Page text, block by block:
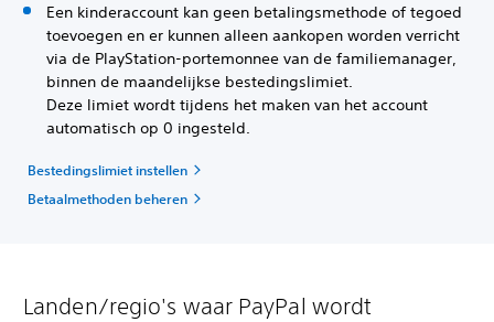
Een kinderaccount kan geen betalingsmethode of tegoed
toevoegen en er kunnen alleen aankopen worden verricht
via de PlayStation-portemonnee van de familiemanager,
binnen de maandelijkse bestedingslimiet.
Deze limiet wordt tijdens het maken van het account
automatisch op 0 ingesteld.
Bestedingslimiet instellen
Betaalmethoden beheren
Landen/regio's waar PayPal wordt